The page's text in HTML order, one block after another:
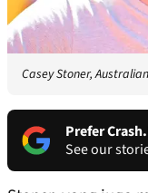
Casey Stoner,
Prefer
See our